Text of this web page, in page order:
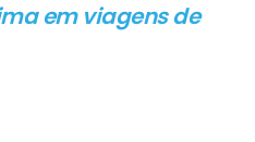
em viagens de